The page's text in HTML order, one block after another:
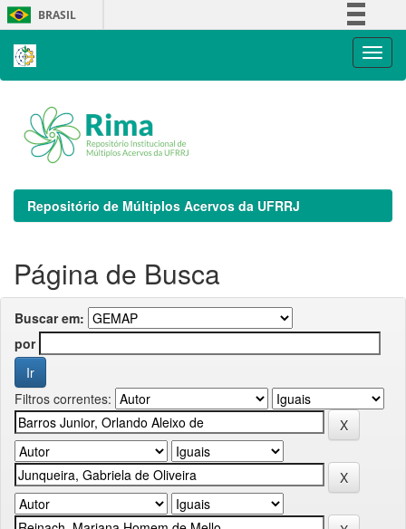
Skip
navigation
BRASIL
Repositório de Múltiplos Acervos da UFRRJ
Página de Busca
Buscar em:
por
Filtros correntes: